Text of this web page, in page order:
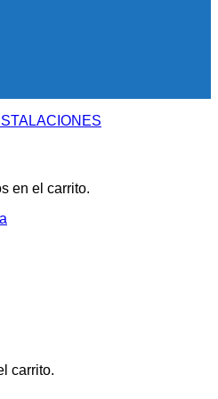
en el carrito.
carrito.